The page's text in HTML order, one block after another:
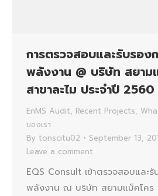
การตรวจสอบและรับรอง
พลังงาน @ บริษัท สยาม
สาขาละไม ประจำปี 2560
EnMS Audit, Recent Projects,
ของเรา
By tonscitu02
September 13,
Leave a comment
EQS Consult เข้าตรวจสอบและรั
พลังงาน ณ บริษัท สยามแม็คโคร